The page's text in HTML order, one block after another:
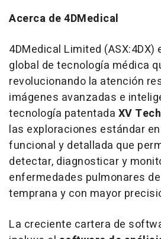
Acerca de 4DMedical
4DMedical Limited (ASX:4DX)
global de tecnología médica
revolucionando la atención
imágenes avanzadas e
tecnología patentada XV
las exploraciones estándar
funcional y detallada que
detectar, diagnosticar y
enfermedades pulmonares
temprana y con mayor
La creciente cartera de